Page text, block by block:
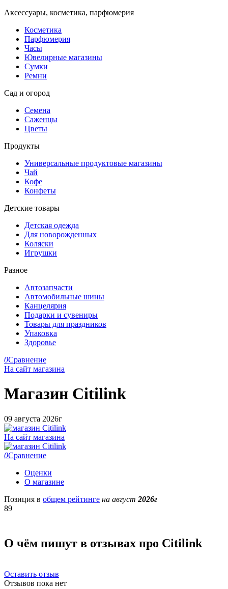
Аксессуары, косметика, парфюмерия
Косметика
Парфюмерия
Часы
Ювелирные магазины
Сумки
Ремни
Сад и огород
Семена
Саженцы
Цветы
Продукты
Универсальные продуктовые магазины
Чай
Кофе
Конфеты
Детские товары
Детская одежда
Для новорожденных
Коляски
Игрушки
Разное
Автозапчасти
Автомобильные шины
Канцелярия
Подарки и сувениры
Товары для праздников
Упаковка
Здоровье
0Сравнение
На сайт магазина
Магазин Citilink
09 августа 2026г
На сайт магазина
0Сравнение
Оценки
О магазине
Позиция в общем рейтинге на август 2026г
89
О чём пишут в отзывах про Citilink
Оставить отзыв
Отзывов пока нет